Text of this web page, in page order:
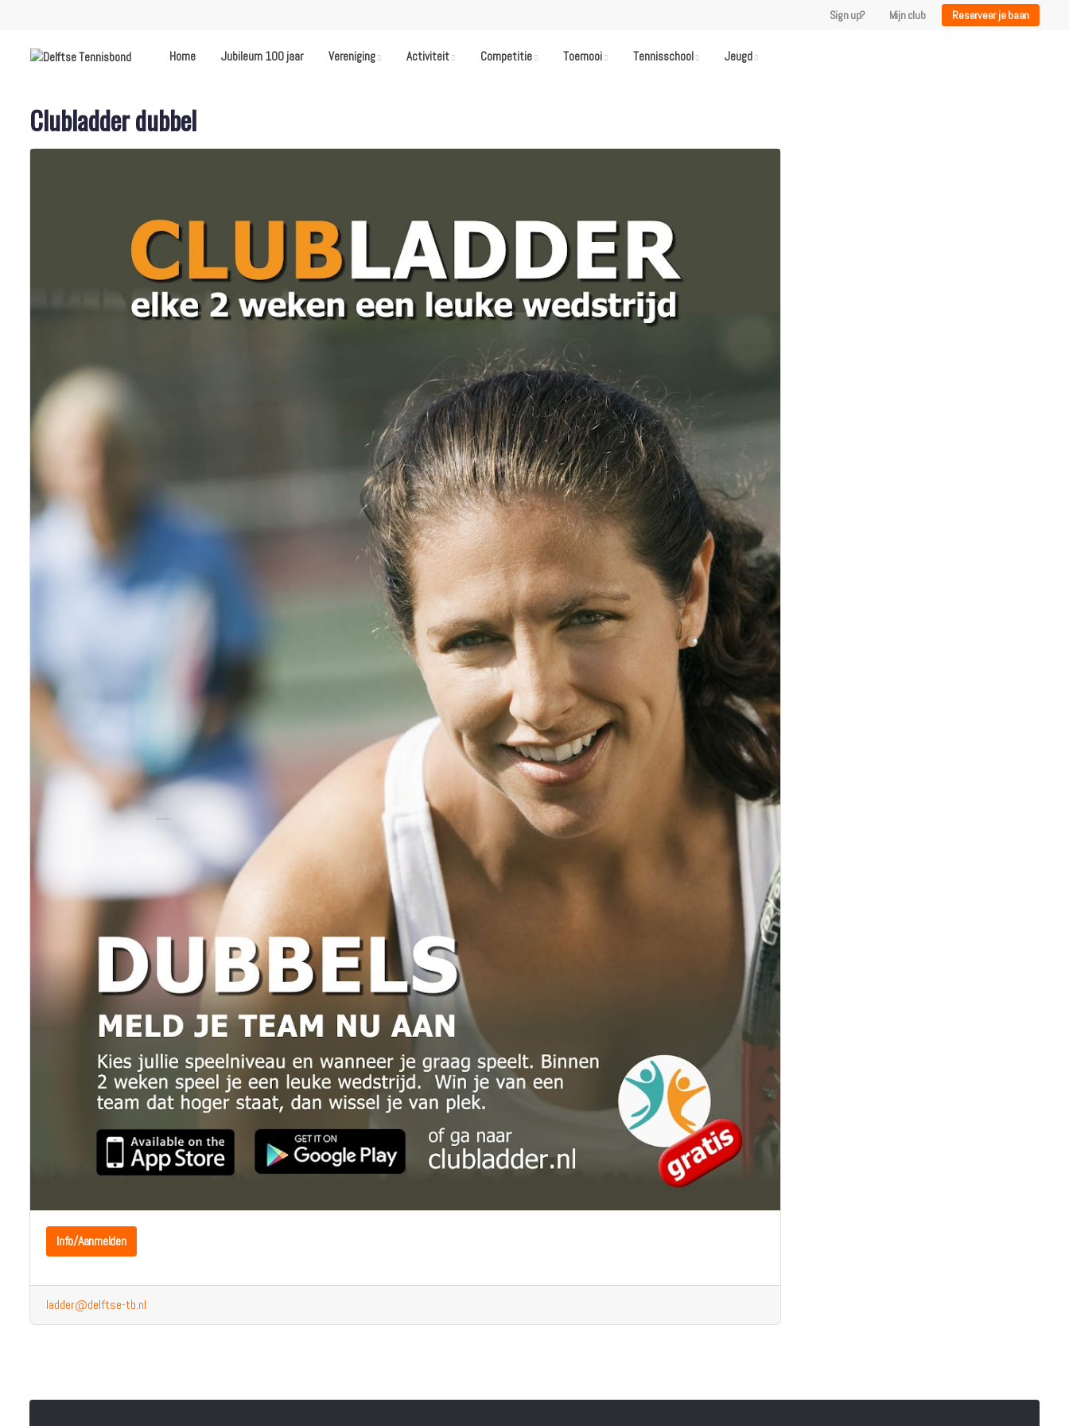
Sign up? Mijn club Reserveer je baan
Home Jubileum 100 jaar Vereniging Activiteit Competitie Toernooi Tennisschool Jeugd
Clubladder dubbel
Info/Aanmelden
ladder@delftse-tb.nl